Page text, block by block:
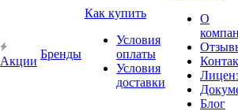
Акции
Бренды
Как купить
Условия
оплаты
Условия
доставки
О
Блог